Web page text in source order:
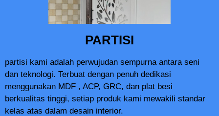
PARTISI
partisi kami adalah perwujudan sempurna antara seni
dan teknologi. Terbuat dengan penuh dedikasi
menggunakan MDF , ACP, GRC, dan plat besi
berkualitas tinggi, setiap produk kami mewakili standar
kelas atas dalam desain interior.